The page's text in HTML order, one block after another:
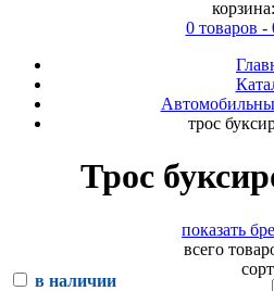
корзина:
0 товаров -
трос
Трос
показать
всего
в наличии